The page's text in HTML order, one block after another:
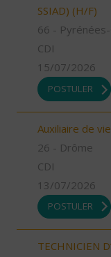
SSIAD) (H/F)
66 -
CDI
15/07/2026
POSTULER
Auxiliaire de
26 - Drôme
CDI
13/07/2026
POSTULER
TECHNICIEN